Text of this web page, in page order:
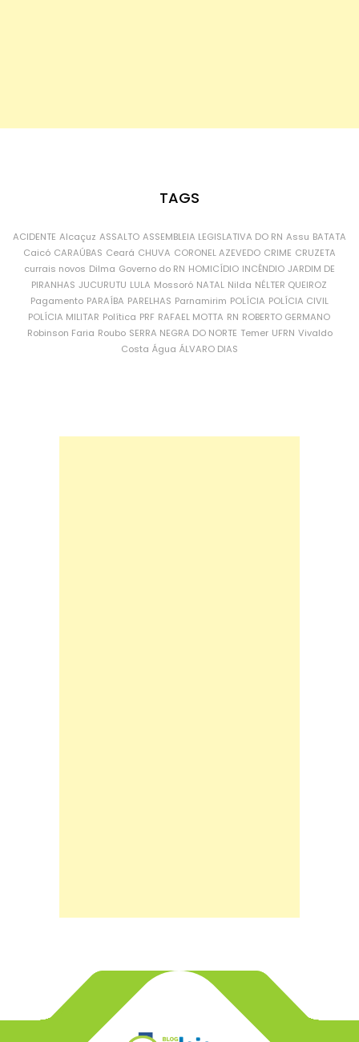
TAGS
ACIDENTE Alcaçuz ASSALTO ASSEMBLEIA LEGISLATIVA DO RN Assu BATATA
Caicó CARAÚBAS Ceará CHUVA CORONEL AZEVEDO CRIME CRUZETA
currais novos Dilma Governo do RN HOMICÍDIO INCÊNDIO JARDIM DE
PIRANHAS JUCURUTU LULA Mossoró NATAL Nilda NÉLTER QUEIROZ
Pagamento PARAÍBA PARELHAS Parnamirim POLÍCIA POLÍCIA CIVIL
POLÍCIA MILITAR Política PRF RAFAEL MOTTA RN ROBERTO GERMANO
Robinson Faria Roubo SERRA NEGRA DO NORTE Temer UFRN Vivaldo
Costa Água ÁLVARO DIAS